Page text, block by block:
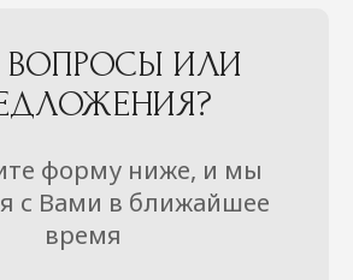
ВОПРОСЫ ИЛИ
форму ниже, и мы
с Вами в ближайшее
время